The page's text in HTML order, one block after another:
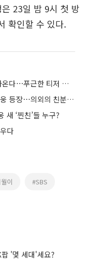
23일 밤 9시 첫 방
확인할 수 있다.
임영웅, 이번엔 ‘산골총각’으로 돌아온다⋯푸근한 티저 사진 ‘눈길’
성우 남도형, 비공개 결혼식에 임영웅 등장⋯의외의 친분 눈길
새 ‘찐친’들 누구?
다
이 #SBS
'몇 세대'세요?